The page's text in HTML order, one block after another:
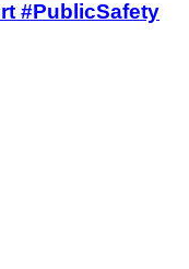
#PublicSafety